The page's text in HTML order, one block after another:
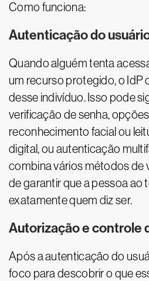
Como funciona:
Autenticação do
Quando alguém tenta
um recurso protegido, o IdP
desse indivíduo. Isso pode
verificação de senha,
reconhecimento facial ou
digital, ou autenticação
combina vários métodos de
de garantir que a pessoa ao
exatamente quem diz ser.
Autorização e controle
Após a autenticação do
foco para descobrir o que